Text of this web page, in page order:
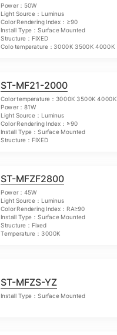
Power：50W
Light Source：Luminus
Color Rendering Index：≥90
Install Type：Surface Mounted
Structure：FIXED
Colo temperature：3000K 3500K 4000K
ST-MF21-2000
Color temperature：3000K 3500K 4000K
Power：81W
Light Source：Luminus
Color Rendering Index：≥90
Install Type：Surface Mounted
Structure：FIXED
ST-MFZF2800
Power：45W
Light Source：Luminus
Color Rendering Index：RA≥90
Install Type：Surface Mounted
Structure：Fixed
Temperature：3000K
ST-MFZS-YZ
Install Type：Surface Mounted